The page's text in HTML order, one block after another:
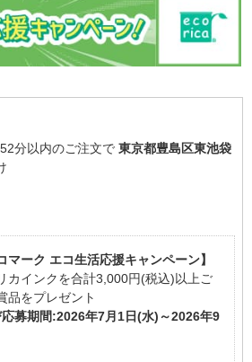
分以内のご注文で 東京都豊島区東池袋
マーク エコ生活応援キャンペーン】
カインクを合計3,000円(税込)以上ご
品をプレゼント
募期間:2026年7月1日(水)～2026年9